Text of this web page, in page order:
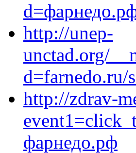
http://unep-
unctad.org/
d=farnedo.ru/
http://zdrav-
фарнедо.рф